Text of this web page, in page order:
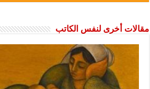
مقالات أخرى لنفس الكاتب